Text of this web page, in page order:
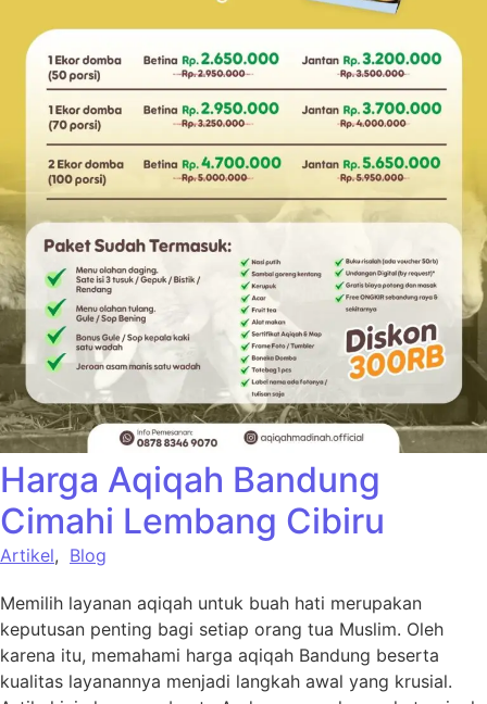
Harga Aqiqah Bandung
Cimahi Lembang Cibiru
Artikel, Blog
Memilih layanan aqiqah untuk buah hati merupakan
keputusan penting bagi setiap orang tua Muslim. Oleh
karena itu, memahami harga aqiqah Bandung beserta
kualitas layanannya menjadi langkah awal yang krusial.